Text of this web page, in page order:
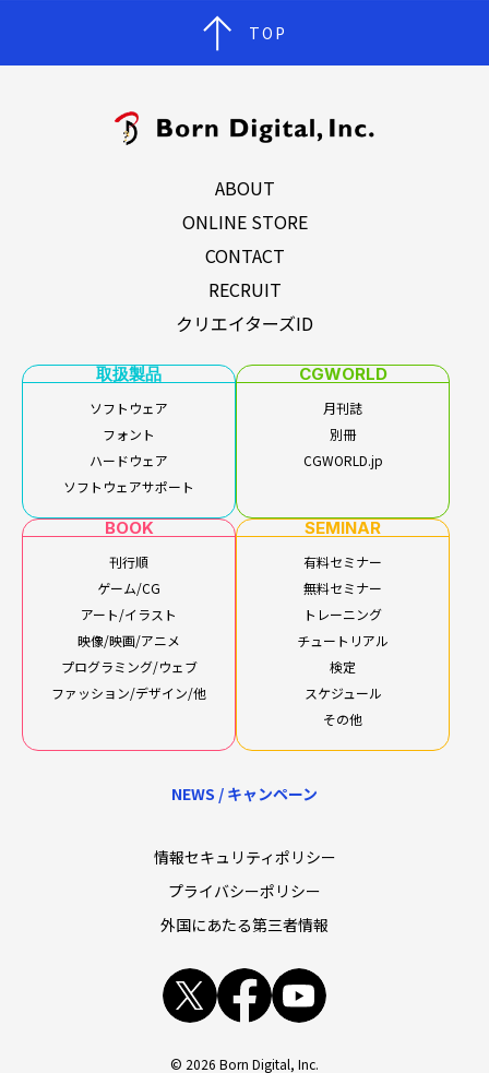
TOP
ABOUT
ONLINE STORE
CONTACT
RECRUIT
クリエイターズID
取扱製品
ソフトウェア
フォント
ハードウェア
ソフトウェアサポート
CGWORLD
月刊誌
別冊
CGWORLD.jp
BOOK
刊行順
ゲーム/CG
アート/イラスト
映像/映画/アニメ
プログラミング/ウェブ
ファッション/デザイン/他
SEMINAR
有料セミナー
無料セミナー
トレーニング
チュートリアル
検定
スケジュール
その他
NEWS / キャンペーン
情報セキュリティポリシー
プライバシーポリシー
外国にあたる第三者情報
x facebook
© 2026 Born Digital, Inc.